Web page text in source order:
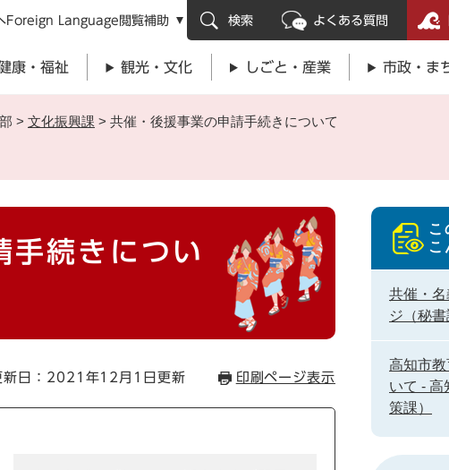
メニューを飛ばして本文へ
Foreign Language 閲覧補助 検索 よくある質問
康・福祉 観光・文化 しごと・産業 市政・ま
> 文化振興課 > 共催・後援事業の申請手続きについて
手続きについ
新日：2021年12月1日更新 印刷ページ表示
こ
こ
共催・
ジ（秘書
高知市
いて - 高
策課）